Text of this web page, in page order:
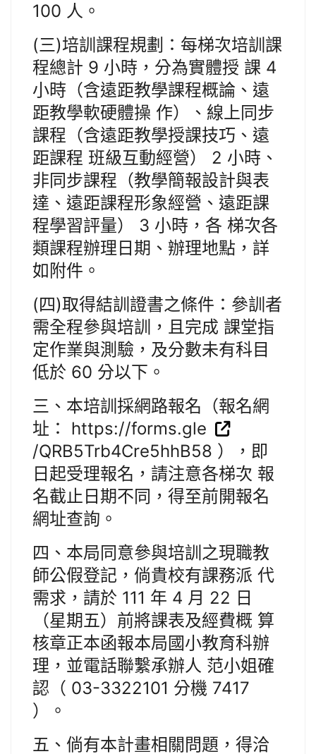
100 人。
(三)培訓課程規劃：每梯次培訓課
程總計 9 小時，分為實體授 課 4
小時（含遠距教學課程概論、遠
距教學軟硬體操 作）、線上同步
課程（含遠距教學授課技巧、遠
距課程 班級互動經營） 2 小時、
非同步課程（教學簡報設計與表
達、遠距課程形象經營、遠距課
程學習評量） 3 小時，各 梯次各
類課程辦理日期、辦理地點，詳
如附件。
(四)取得結訓證書之條件：參訓者
需全程參與培訓，且完成 課堂指
定作業與測驗，及分數未有科目
低於 60 分以下。
三、本培訓採網路報名（報名網
址： https://forms.gle
/QRB5Trb4Cre5hhB58 ），即
日起受理報名，請注意各梯次 報
名截止日期不同，得至前開報名
網址查詢。
四、本局同意參與培訓之現職教
師公假登記，倘貴校有課務派 代
需求，請於 111 年 4 月 22 日
（星期五）前將課表及經費概 算
核章正本函報本局國小教育科辦
理，並電話聯繫承辦人 范小姐確
認（ 03-3322101 分機 7417
）。
五、倘有本計畫相關問題，得洽